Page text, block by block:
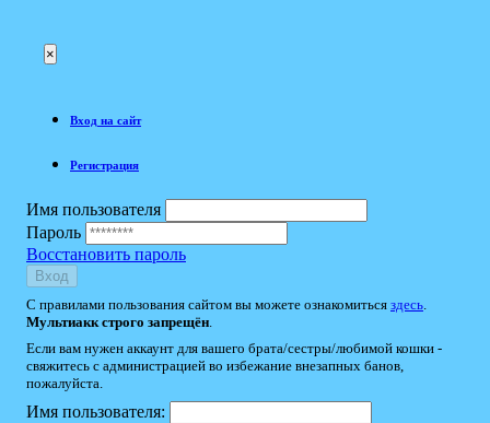
×
Вход на сайт
Регистрация
Имя пользователя
Пароль
Восстановить пароль
Вход
С правилами пользования сайтом вы можете ознакомиться здесь
Мультиакк строго запрещён
Если вам нужен аккаунт для вашего брата/сестры/любимой кошки -
свяжитесь с администрацией во избежание внезапных банов,
пожалуйста.
Имя пользователя: